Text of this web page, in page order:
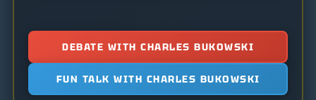
DEBATE WITH CHARLES BUKOWSKI
FUN TALK WITH CHARLES BUKOWSKI